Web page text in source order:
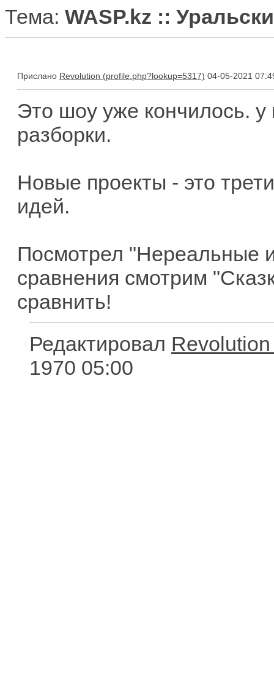
Тема: WASP.kz ::
Прислано Revolution 04-05-2021
Это шоу уже кончилось.
разборки.
Новые проекты - это
идей.
Посмотрел "Нереальные
сравнения смотрим
сравнить!
Редактировал Revolution
1970 05:00